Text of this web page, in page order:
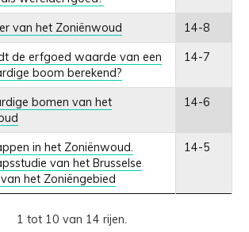
van het Zoniënwoud 14-8
de erfgoed waarde van een
boom berekend?
14-7
bomen van het
14-6
in het Zoniënwoud.
van het Brusselse
het Zoniëngebied
14-5
1 tot 10 van 14 rijen.